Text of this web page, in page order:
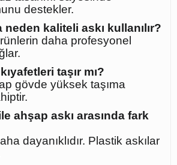
destekler.
kaliteli askı kullanılır?
daha profesyonel
taşır mı?
gövde yüksek taşıma
ahşap askı arasında fark
dayanıklıdır. Plastik askılar